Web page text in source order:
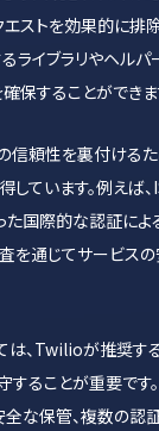
ストを効果的に排
ライブラリやヘルパ
保することができま
信頼性を裏付けるた
しています。例えば
た国際的な認証によ
を通じてサービス
、Twilioが推奨す
することが重要です
な保管、複数の認